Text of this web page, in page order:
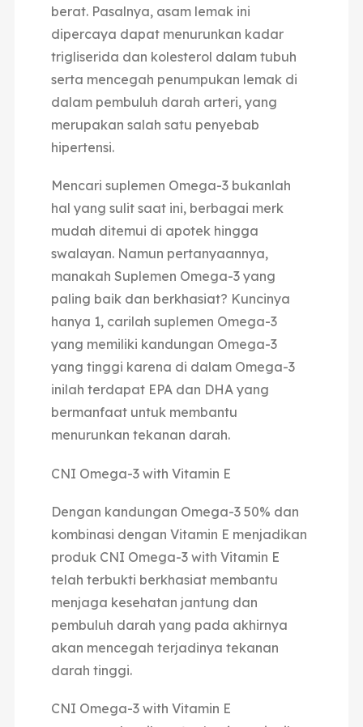
berat. Pasalnya, asam lemak ini
dipercaya dapat menurunkan kadar
trigliserida dan kolesterol dalam tubuh
serta mencegah penumpukan lemak di
dalam pembuluh darah arteri, yang
merupakan salah satu penyebab
hipertensi.
Mencari suplemen Omega-3 bukanlah
hal yang sulit saat ini, berbagai merk
mudah ditemui di apotek hingga
swalayan. Namun pertanyaannya,
manakah Suplemen Omega-3 yang
paling baik dan berkhasiat? Kuncinya
hanya 1, carilah suplemen Omega-3
yang memiliki kandungan Omega-3
yang tinggi karena di dalam Omega-3
inilah terdapat EPA dan DHA yang
bermanfaat untuk membantu
menurunkan tekanan darah.
CNI Omega-3 with Vitamin E
Dengan kandungan Omega-3 50% dan
kombinasi dengan Vitamin E menjadikan
produk CNI Omega-3 with Vitamin E
telah terbukti berkhasiat membantu
menjaga kesehatan jantung dan
pembuluh darah yang pada akhirnya
akan mencegah terjadinya tekanan
darah tinggi.
CNI Omega-3 with Vitamin E